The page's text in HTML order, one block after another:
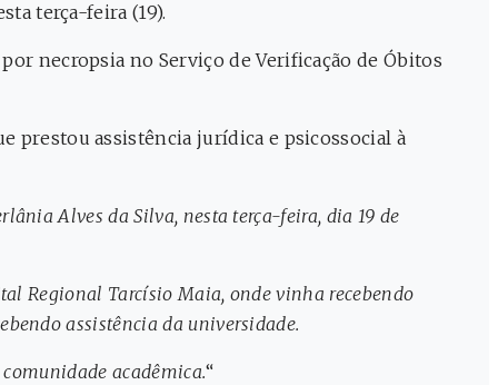
terça-feira (19).
necropsia no Serviço de Verificação de Óbitos
prestou assistência jurídica e psicossocial à
Alves da Silva, nesta terça-feira, dia 19 de
Regional Tarcísio Maia, onde vinha recebendo
assistência da universidade.
acadêmica.“